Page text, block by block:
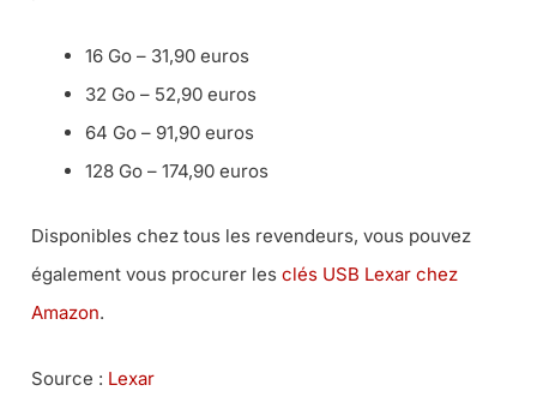
16 Go – 31,90 euros
32 Go – 52,90 euros
64 Go – 91,90 euros
128 Go – 174,90 euros
Disponibles chez tous les revendeurs, vous pouvez
également vous procurer les clés USB Lexar chez
Amazon.
Source : Lexar